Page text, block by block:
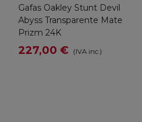
Gafas Oakley Stunt Devil
Abyss Transparente Mate
Prizm 24K
227,00 € (IVA inc.)